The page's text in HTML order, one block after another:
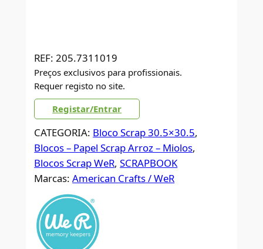
REF: 205.7311019
Preços exclusivos para profissionais.
Requer registo no site.
Registar/Entrar
CATEGORIA: Bloco Scrap 30.5×30.5
Blocos – Papel Scrap Arroz – Miolos
Blocos Scrap WeR, SCRAPBOOK
Marcas:American Crafts / WeR